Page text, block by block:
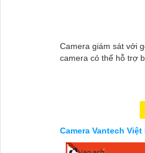
Nếu bạn đang tìm
Camera giám sát với
camera có thể hỗ trợ
Camera Vantech